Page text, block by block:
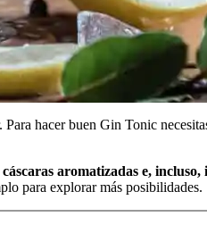
hacer buen Gin Tonic
aromatizadas e, incluso,
para explorar más posibilidades.